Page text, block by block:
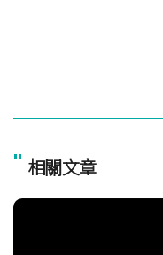
" 相關文章